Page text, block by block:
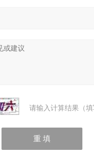
请输入计算结果（